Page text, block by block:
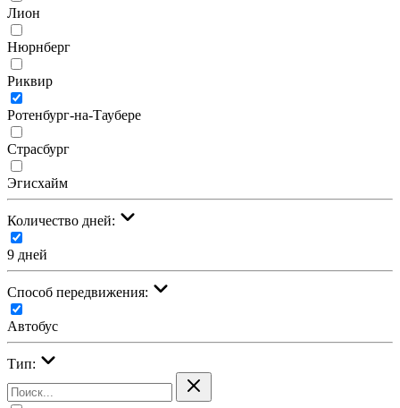
Лион
Нюрнберг
Риквир
Ротенбург-на-Таубере
Страсбург
Эгисхайм
Количество дней:
9 дней
Cпособ передвижения:
Автобус
Тип: